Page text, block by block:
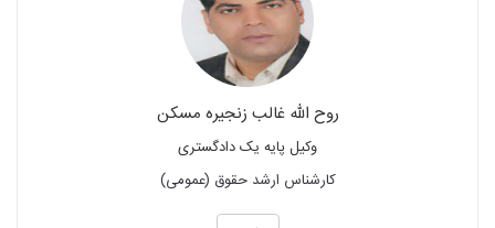
روح الله غالب زنجیره مسکن
وکیل پایه یک دادگستری
کارشناس ارشد حقوق (عمومی)